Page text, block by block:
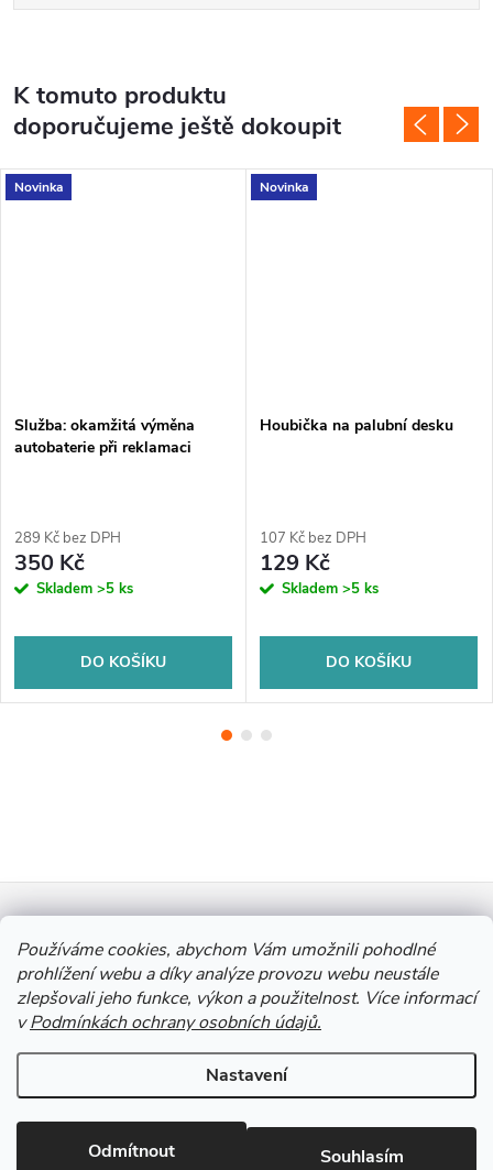
Používáme cookies, abychom Vám umožnili pohodlné
prohlížení webu a díky analýze provozu webu neustále
zlepšovali jeho funkce, výkon a použitelnost. Více informací
vPodmínkách ochrany osobních údajů.
Nastavení
Odmítnout Souhlasím
K tomuto produktu
doporučujeme ještě dokoupit
Novinka
Služba: okamžitá výměna
autobaterie při reklamaci
289 Kč bez DPH
350 Kč
Skladem >5 ks
DO KOŠÍKU
Novinka
Houbička na palubní desku
107 Kč bez DPH
129 Kč
Skladem >5 ks
DO KOŠÍKU
Z
á
p
a
Výkup Jinočany - výkup barevných kovů a autobaterií
Copyright 2026Autobaterie Jinočany. Všechna práva vyhrazena.Upravit
nastavení cookies